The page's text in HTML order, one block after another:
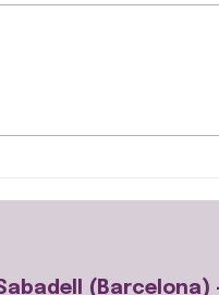
(Barcelona)